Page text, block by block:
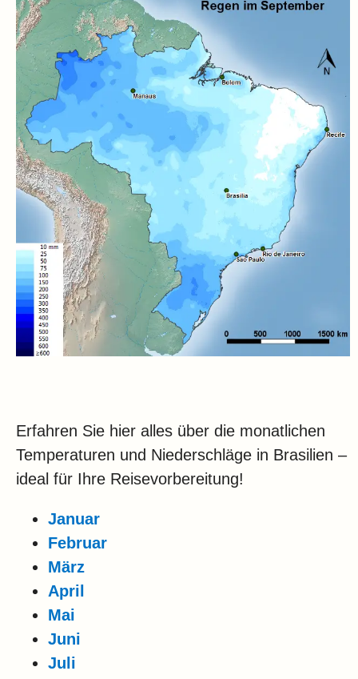
Erfahren Sie hier alles über die monatlichen
Temperaturen und Niederschläge in Brasilien –
ideal für Ihre Reisevorbereitung!
Januar
Februar
März
April
Mai
Juni
Juli